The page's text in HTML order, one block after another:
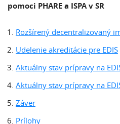
pomoci PHARE a ISPA v SR
Rozšírený decentralizovaný
Udelenie akreditácie pre EDIS
Aktuálny stav prípravy na
Aktuálny stav prípravy na
Záver
Prílohy